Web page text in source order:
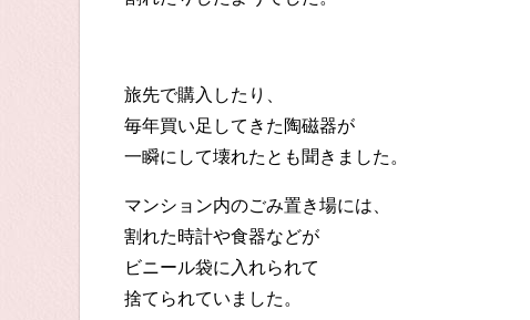
旅先で購入したり、
毎年買い足してきた陶磁器が
一瞬にして壊れたとも聞きました。
マンション内のごみ置き場には、
割れた時計や食器などが
ビニール袋に入れられて
捨てられていました。